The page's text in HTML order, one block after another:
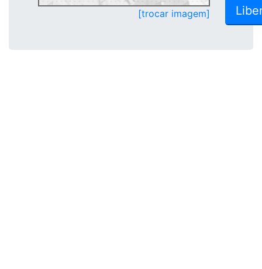
[trocar imagem]